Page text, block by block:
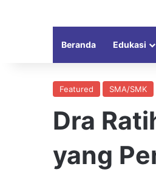
Beranda Edukasi
Featured SMA/SMK
Dra
yang